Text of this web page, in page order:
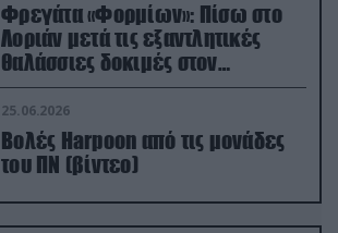
Φρεγάτα «Φορμίων»: Πίσω στο
Λοριάν μετά τις εξαντλητικές
θαλάσσιες δοκιμές στον
απαιτητικό Βισκαϊκό
25.06.2026
Βολές Harpoon από τις μονάδες
του ΠΝ (βίντεο)